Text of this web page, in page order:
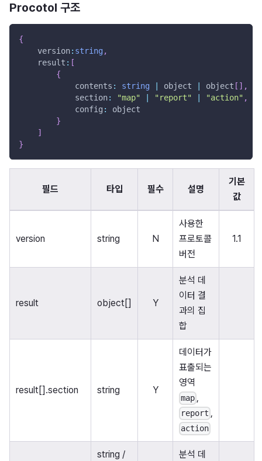
Procotol 구조
{
    version
: string,
    result
: [
{
            contents
: string object object [ ] ,
            section
: "map" "report" "action" ,
            config
:
object
}
]
}
필드 타입 필수 설명
기본
값
version string N
사용한
프로토콜
버전
1.1
result object[] Y
분석 데
이터 결
과의 집
합
result[].section string Y
데이터가
표출되는
영역
map ,
report ,
action
string /
분석 데